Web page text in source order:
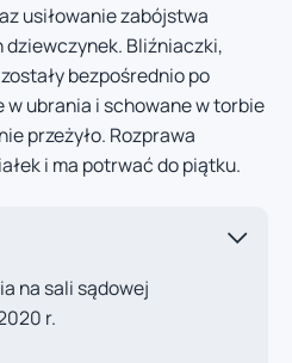
usiłowanie zabójstwa
Bliźniaczki,
bezpośrednio po
ubrania i schowane w torbie
przeżyło. Rozprawa
i ma potrwać do piątku.
na sali sądowej
r.